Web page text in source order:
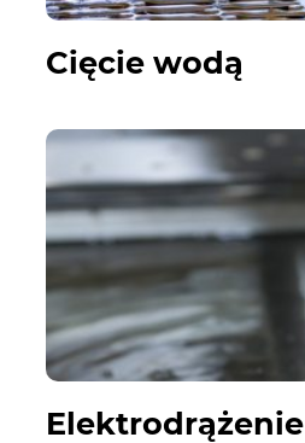
Cięcie wodą
Elektrodrążenie